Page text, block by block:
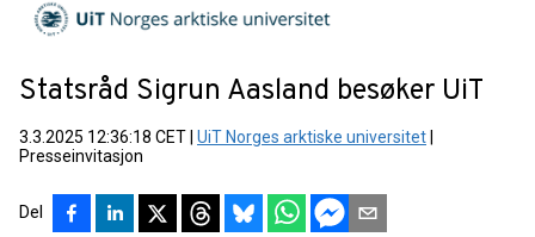
Statsråd Sigrun Aasland besøker UiT
3.3.2025 12:36:18 CET UiT Norges arktiske universitet
Presseinvitasjon
Del